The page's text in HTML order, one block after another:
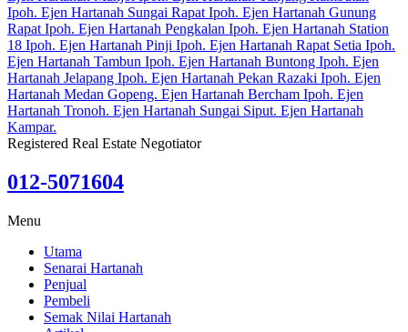
Registered Real Estate Negotiator
012-5071604
Menu
Utama
Senarai Hartanah
Penjual
Pembeli
Semak Nilai Hartanah